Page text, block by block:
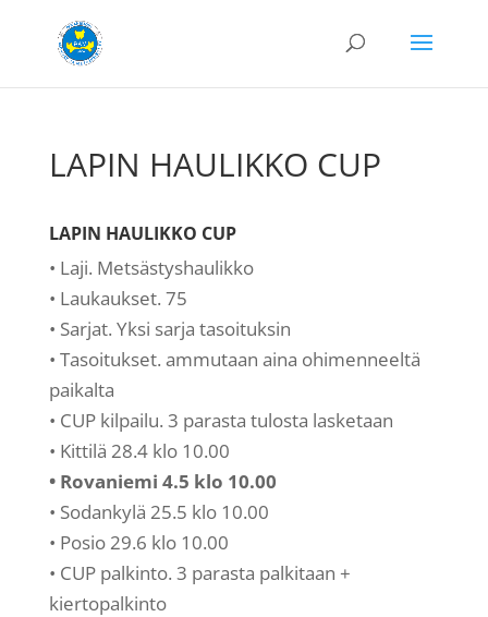
LAPIN HAULIKKO CUP
LAPIN HAULIKKO CUP
• Laji. Metsästyshaulikko
• Laukaukset. 75
• Sarjat. Yksi sarja tasoituksin
• Tasoitukset. ammutaan aina ohimenneeltä
paikalta
• CUP kilpailu. 3 parasta tulosta lasketaan
• Kittilä 28.4 klo 10.00
• Rovaniemi 4.5 klo 10.00
• Sodankylä 25.5 klo 10.00
• Posio 29.6 klo 10.00
• CUP palkinto. 3 parasta palkitaan +
kiertopalkinto